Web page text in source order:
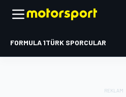
FORMULA 1TÜRK SPORCULAR